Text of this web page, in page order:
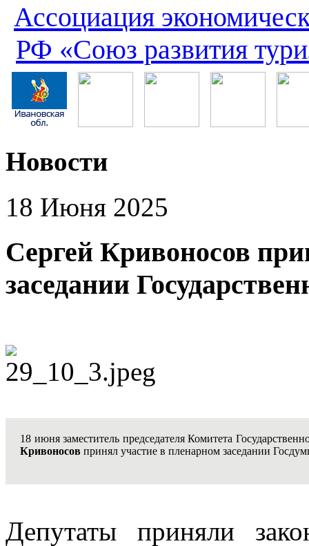
Ассоциация
РФ «Союз развития
Новости
18 Июня 2025
Сергей Кривоносов
заседании
18 июня заместитель председателя Комитета
Кривоносов принял участие в пленарном заседании
Депутаты приняли